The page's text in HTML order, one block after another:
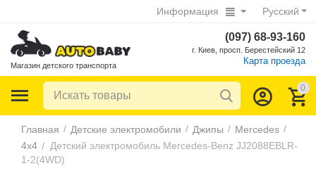
Русский
Информация
Магазин детского транспорта
(097) 68-93-160
г. Киев, просп. Берестейский 12
Карта проезда
0
Главная / Детские электромобили / Джипы / Mercedes /
4х4 / Детский электромобиль Mercedes-Benz JJ2088EBLR-
1-2(4WD)